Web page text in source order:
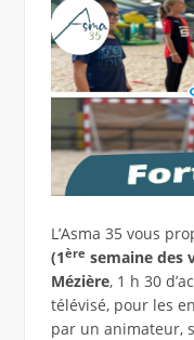
L’Asma 35 vous
(1ère semaine des
Mézière, 1 h 30
télévisé, pour les
par un animateur,